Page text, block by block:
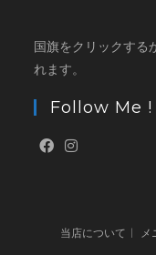
国旗をクリックする
れます。
Follow Me !
当店について メ